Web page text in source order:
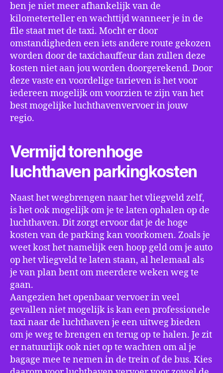
ben je niet meer afhankelijk van de
kilometerteller en wachttijd wanneer je in de
file staat met de taxi. Mocht er door
omstandigheden een iets andere route gekozen
worden door de taxichauffeur dan zullen deze
kosten niet aan jou worden doorgerekend. Door
deze vaste en voordelige tarieven is het voor
iedereen mogelijk om voorzien te zijn van het
best mogelijke luchthavenvervoer in jouw
regio.
Vermijd torenhoge
luchthaven parkingkosten
Naast het wegbrengen naar het vliegveld zelf,
is het ook mogelijk om je te laten ophalen op de
luchthaven. Dit zorgt ervoor dat je de hoge
kosten van de parking kan voorkomen. Zoals je
weet kost het namelijk een hoop geld om je auto
op het vliegveld te laten staan, al helemaal als
je van plan bent om meerdere weken weg te
gaan.
Aangezien het openbaar vervoer in veel
gevallen niet mogelijk is kan een professionele
taxi naar de luchthaven je een uitweg bieden
om je weg te brengen en terug op te halen. Je zit
er natuurlijk ook niet op te wachten om al je
bagage mee te nemen in de trein of de bus. Kies